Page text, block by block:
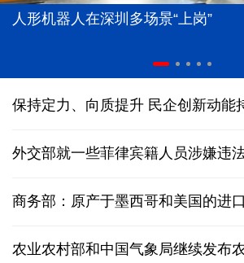
人形机器人在深圳多场景“上岗”
保持定力、向质提升 民企创新动能
外交部就一些菲律宾籍人员涉嫌违
商务部：原产于墨西哥和美国的进
农业农村部和中国气象局继续发布